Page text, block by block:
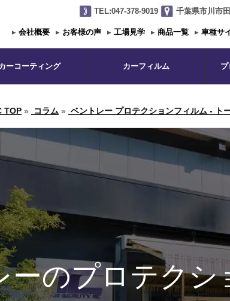
TEL:047-378-9019 千葉県市川市
▸ 会社概要 ▸ お客様の声 ▸ 工場見学 ▸ 商品一覧 ▸ 車種サ
ーコーティング カーフィルム
TOP » コラム » ベントレー プロテクションフィルム - ト
ーのプロテクシ